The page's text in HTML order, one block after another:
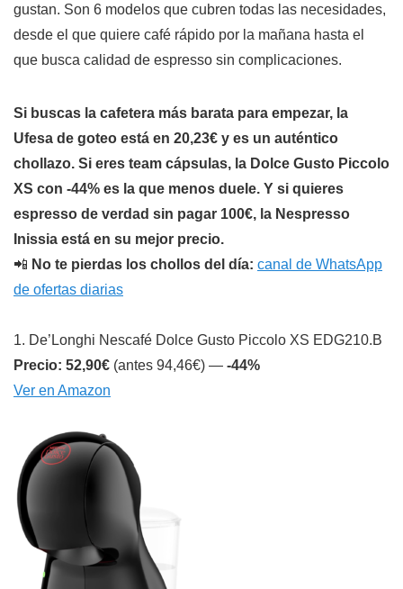
gustan. Son 6 modelos que cubren todas las necesidades,
desde el que quiere café rápido por la mañana hasta el
que busca calidad de espresso sin complicaciones.
Si buscas la cafetera más barata para empezar, la
Ufesa de goteo está en 20,23€ y es un auténtico
chollazo. Si eres team cápsulas, la Dolce Gusto Piccolo
XS con -44% es la que menos duele. Y si quieres
espresso de verdad sin pagar 100€, la Nespresso
Inissia está en su mejor precio.
📲 No te pierdas los chollos del día: canal de WhatsApp
de ofertas diarias
1. De’Longhi Nescafé Dolce Gusto Piccolo XS EDG210.B
Precio: 52,90€ (antes 94,46€) — -44%
Ver en Amazon